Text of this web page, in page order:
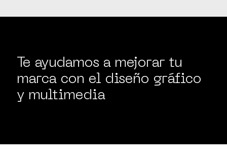
Te ayudamos a mejorar tu
marca con el diseño gráfico
y multimedia